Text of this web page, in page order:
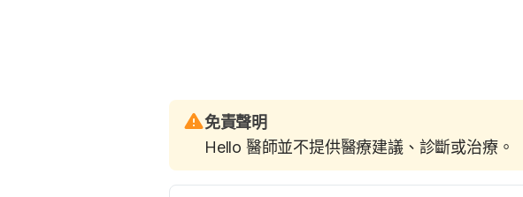
免責聲明
Hello 醫師並不提供醫療建議、診斷或治療。